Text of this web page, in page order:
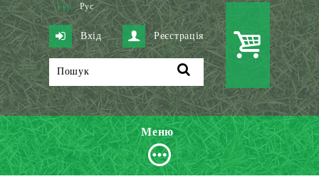
Укр Рус
Вхід Реєстрація
Меню